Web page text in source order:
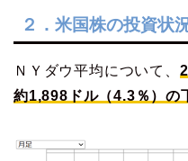
２．米国株の投資状
ＮＹダウ平均について、
約1,898ドル（4.3％）の